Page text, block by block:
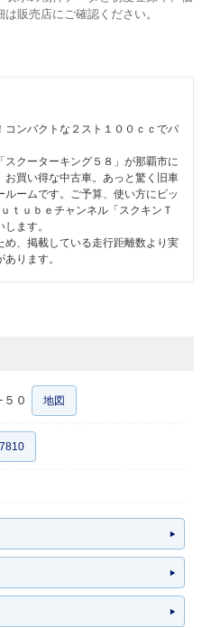
販売店にご確認ください。
ンパクトな２スト１００ｃｃでパ
クーターキング５８」が那覇市に
買い得な中古車。あっと驚く旧車
ームです。ご予算、使い方にピッ
ｔｕｂｅチャンネル「スクキンＴ
ます。
、掲載している走行距離数より実
ります。
０ 地図